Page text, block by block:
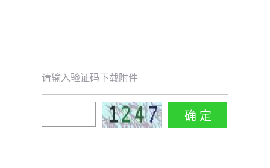
请输入验证码下载附件